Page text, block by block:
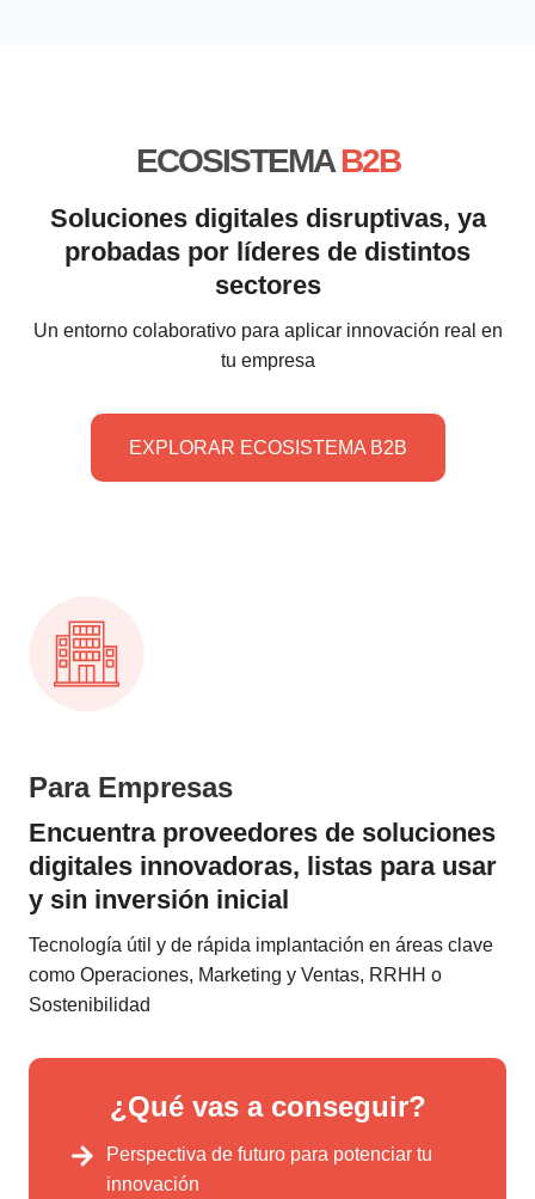
ECOSISTEMAB2B
Soluciones digitales disruptivas, ya
probadas por líderes de distintos
sectores
Un entorno colaborativo para aplicar innovación real en
tu empresa
EXPLORAR ECOSISTEMA B2B
Para Empresas
Encuentra proveedores de soluciones
digitales innovadoras, listas para usar
y sin inversión inicial
Tecnología útil y de rápida implantación en áreas clave
como Operaciones, Marketing y Ventas, RRHH o
Sostenibilidad
¿Qué vas a conseguir?
Perspectiva de futuro para potenciar tu
innovación